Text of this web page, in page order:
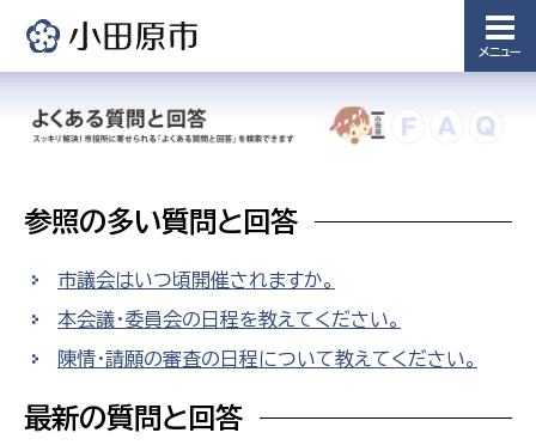
メニュー
参照の多い質問と回答
市議会はいつ頃開催されますか。
本会議・委員会の日程を教えてください。
陳情・請願の審査の日程について教えてください。
最新の質問と回答